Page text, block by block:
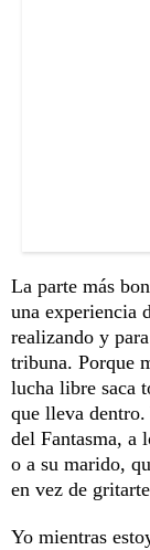
La parte más
una experiencia
realizando y
tribuna. Porque
lucha libre saca
que lleva
del Fantasma, a
o a su marido,
en vez de
Yo mientras